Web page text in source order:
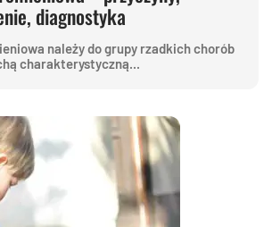
diagnostyka
należy do grupy rzadkich chorób
charakterystyczną...